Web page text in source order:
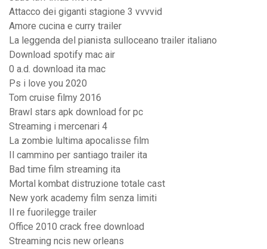
Attacco dei giganti stagione 3 vvvvid
Amore cucina e curry trailer
La leggenda del pianista sulloceano trailer italiano
Download spotify mac air
0 a.d. download ita mac
Ps i love you 2020
Tom cruise filmy 2016
Brawl stars apk download for pc
Streaming i mercenari 4
La zombie lultima apocalisse film
Il cammino per santiago trailer ita
Bad time film streaming ita
Mortal kombat distruzione totale cast
New york academy film senza limiti
Il re fuorilegge trailer
Office 2010 crack free download
Streaming ncis new orleans